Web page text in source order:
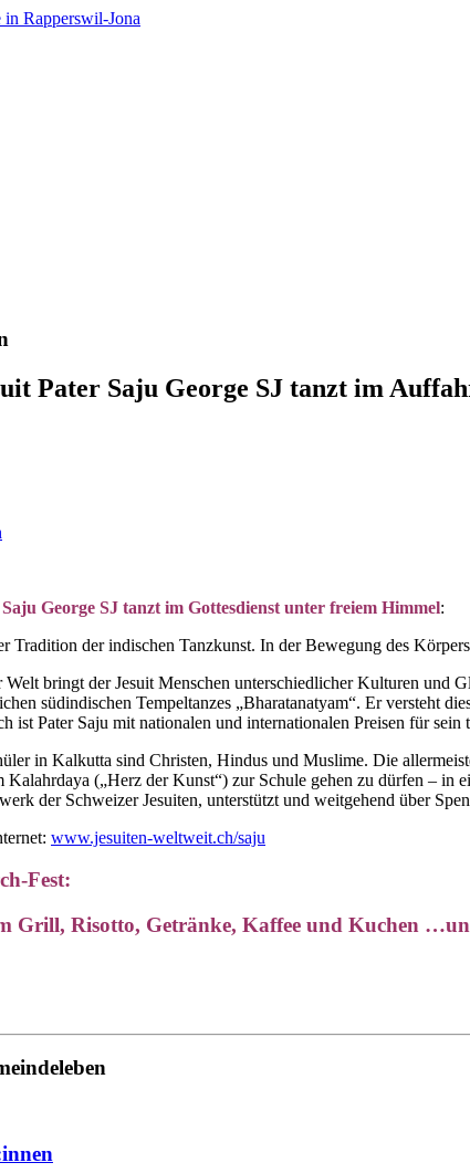
Pater Saju George SJ tanzt im
George SJ tanzt im Gottesdienst unter freiem Himmel:
Tradition der indischen Tanzkunst. In der Bewegung des
bringt der Jesuit Menschen unterschiedlicher Kulturen und
südindischen Tempeltanzes „Bharatanatyam“. Er versteht
ist Pater Saju mit nationalen und internationalen Preisen für sein
in Kalkutta sind Christen, Hindus und Muslime. Die
Kalahrdaya („Herz der Kunst“) zur Schule gehen zu dürfen –
der Schweizer Jesuiten, unterstützt und weitgehend über
www.jesuiten-weltweit.ch/saju
Fest:
Grill, Risotto, Getränke, Kaffee und Kuchen